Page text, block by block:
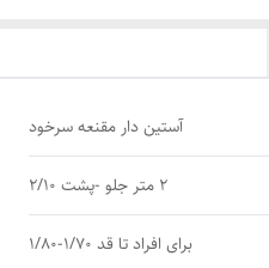
آستین دار مقنعه سرخود
2 متر جلو -پشت 2/10
برای افراد تا قد 1/70-1/80